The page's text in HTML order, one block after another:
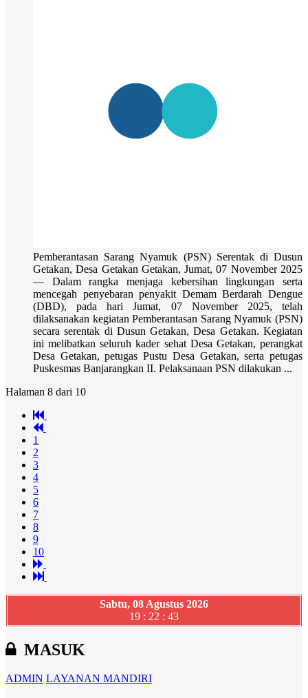
Pemberantasan Sarang Nyamuk (PSN) Serentak di Dusun
Getakan, Desa Getakan Getakan, Jumat, 07 November 2025
— Dalam rangka menjaga kebersihan lingkungan serta
mencegah penyebaran penyakit Demam Berdarah Dengue
(DBD), pada hari Jumat, 07 November 2025, telah
dilaksanakan kegiatan Pemberantasan Sarang Nyamuk (PSN)
secara serentak di Dusun Getakan, Desa Getakan. Kegiatan
ini melibatkan seluruh kader sehat Desa Getakan, perangkat
Desa Getakan, petugas Pustu Desa Getakan, serta petugas
Puskesmas Banjarangkan II. Pelaksanaan PSN dilakukan ...
Halaman 8 dari 10
1
2
3
4
5
6
7
8
9
10
Sabtu, 08 Agustus 2026
19 : 22 : 44
MASUK
ADMIN LAYANAN MANDIRI